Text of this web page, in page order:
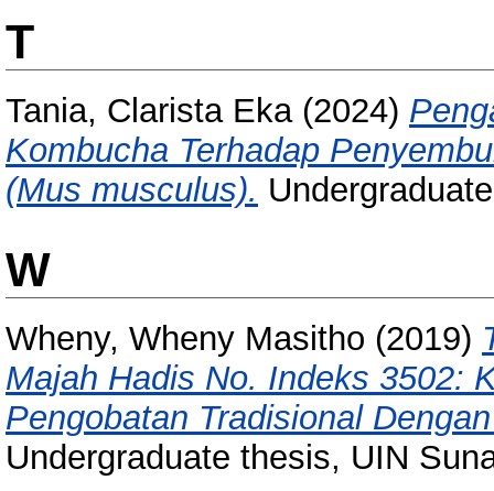
T
Tania, Clarista Eka(2024)
Kombucha Terhadap
(Mus musculus).
W
Wheny, Wheny Masitho (2019)
Majah Hadis No. Indeks 3502:
Pengobatan Tradisional
Undergraduate thesis, UIN